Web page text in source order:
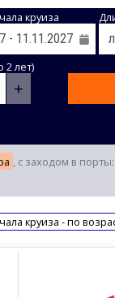
круиза
2 лет)
+
, с заходом в порты: